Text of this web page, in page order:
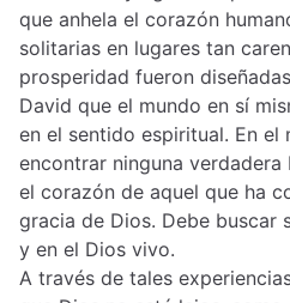
que anhela el corazón
solitarias en lugares tan
prosperidad fueron
David que el mundo en sí
en el sentido espiritual. En el
encontrar ninguna
el corazón de aquel que ha
gracia de Dios. Debe buscar
y en el Dios vivo.
A través de tales